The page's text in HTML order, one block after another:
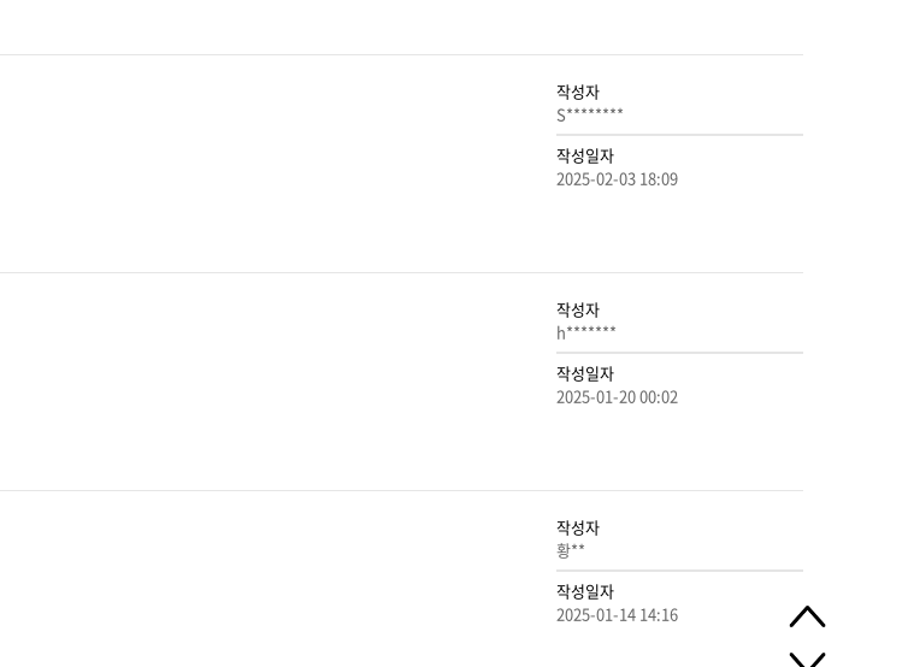
작성자
S********
작성일자
2025-02-03 18:09
작성자
h*******
작성일자
2025-01-20 00:02
작성자
황**
작성일자
2025-01-14 14:16